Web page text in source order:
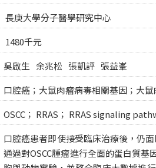
長庚大學分子醫學研究中心
1480千元
吳啟生 余兆松 張凱評 張益峯
口腔癌；大鼠肉瘤病毒相關基因；大
OSCC； RRAS； RRAS signaling
口腔癌患者即使接受臨床治療後，仍
通過對OSCC腫瘤進行全面的蛋白質